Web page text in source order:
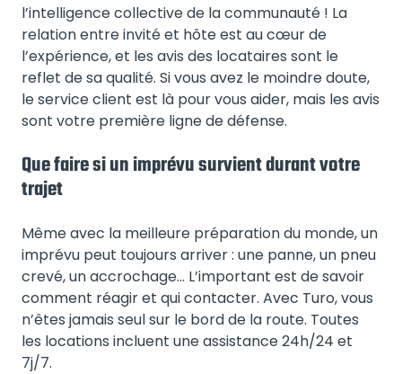
l’intelligence collective de la communauté ! La
relation entre invité et hôte est au cœur de
l’expérience, et les avis des locataires sont le
reflet de sa qualité. Si vous avez le moindre doute,
le service client est là pour vous aider, mais les avis
sont votre première ligne de défense.
Que faire si un imprévu survient durant votre
trajet
Même avec la meilleure préparation du monde, un
imprévu peut toujours arriver : une panne, un pneu
crevé, un accrochage… L’important est de savoir
comment réagir et qui contacter. Avec Turo, vous
n’êtes jamais seul sur le bord de la route. Toutes
les locations incluent une assistance 24h/24 et
7j/7.